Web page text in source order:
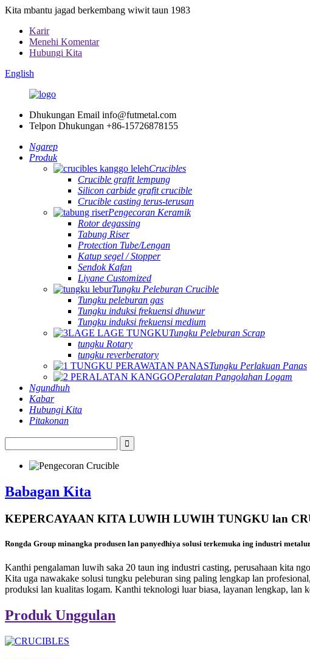
Kita mbantu jagad berkembang wiwit taun 1983
Karir
Menehi Komentar
Hubungi Kita
English
Dhukungan Email info@futmetal.com
Telpon Dhukungan +86-15726878155
Ngarep
Produk
Crucibles
Crucible grafit lempung
Silicon carbide grafit crucible
Crucible casting terus-terusan
Pengecoran Keramik
Rotor degassing
Tabung Riser
Protection Tube/Lengan
Katup segel / Stopper
Sendok Kafan
Liyane Customized
Tungku Peleburan Crucible
Tungku peleburan gas
Tungku induksi frekuensi dhuwur
Tungku induksi frekuensi medium
Tungku Peleburan Scrap
tungku Rotary
tungku reverberatory
Tungku Perlakuan Panas
Peralatan Pangolahan Logam
Ngundhuh
Kabar
Hubungi Kita
Pitakonan
Babagan Kita
KEPERCAYAAN KITA LUWIH LUWIH TUNGKU lan
Rongda Group minangka produsen lan panyedhiya solusi terkemuka ing industri
Kanthi pengalaman luwih saka 20 taun ing industri casting, perusahaan kita
Kita uga nawakake solusi tungku peleburan sing paling lengkap lan
produksi lan kualitas logam. Kanthi teknologi luar biasa, layanan lengkap, lan
Produk Unggulan